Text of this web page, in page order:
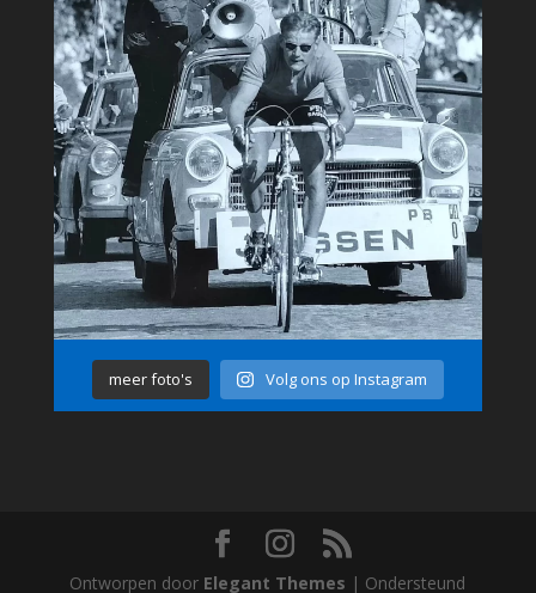
meer foto's Volg ons op Instagram
Ontworpen door Elegant Themes | Ondersteund